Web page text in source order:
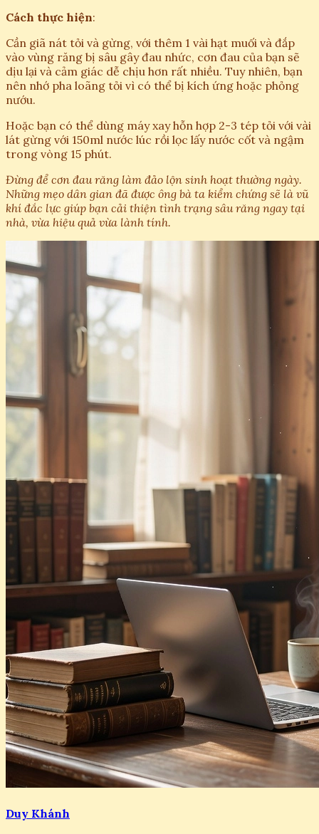
Cách thực hiện:
Cần giã nát tỏi và gừng, với thêm 1 vài hạt muối và đắp
vào vùng răng bị sâu gây đau nhức, cơn đau của bạn sẽ
dịu lại và cảm giác dễ chịu hơn rất nhiều. Tuy nhiên, bạn
nên nhớ pha loãng tỏi vì có thể bị kích ứng hoặc phỏng
nướu.
Hoặc bạn có thể dùng máy xay hỗn hợp 2-3 tép tỏi với vài
lát gừng với 150ml nước lúc rồi lọc lấy nước cốt và ngậm
trong vòng 15 phút.
Đừng để cơn đau răng làm đảo lộn sinh hoạt thường ngày.
Những mẹo dân gian đã được ông bà ta kiểm chứng sẽ là vũ
khí đắc lực giúp bạn cải thiện tình trạng sâu răng ngay tại
nhà, vừa hiệu quả vừa lành tính.
Duy Khánh